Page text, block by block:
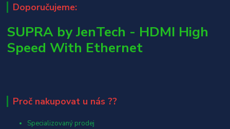
Doporučujeme:
SUPRA by JenTech - HDMI High
Speed With Ethernet
Proč nakupovat u nás ??
Specializovaný prodej